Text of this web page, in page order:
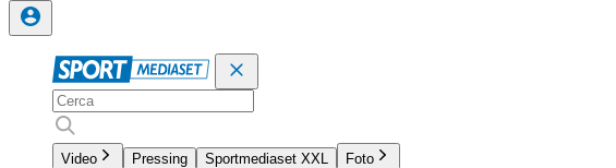
Video Pressing Sportmediaset XXL
Foto